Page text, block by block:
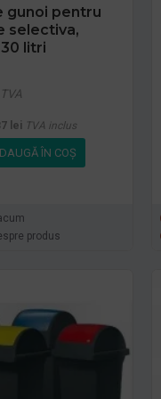
gunoi pentru
selectiva,
30 litri
lei TVA inclus
ÎN COŞ
produs